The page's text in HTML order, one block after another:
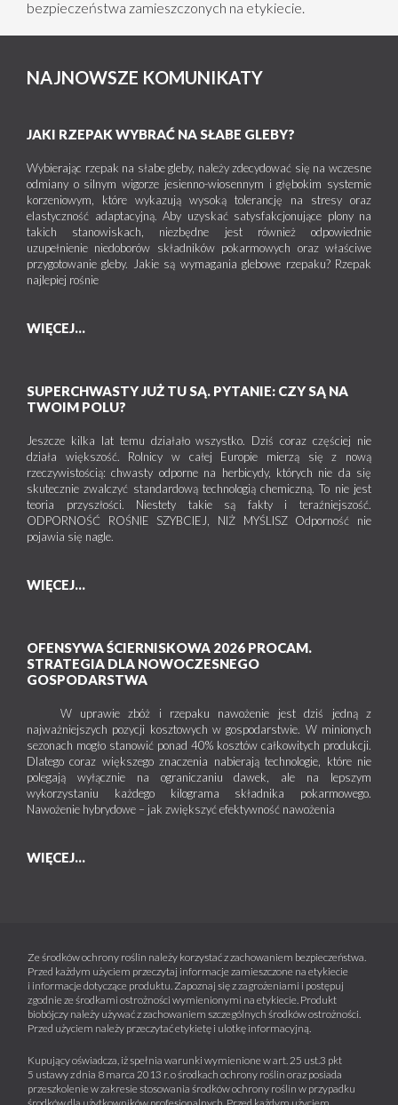
bezpieczeństwa zamieszczonych na etykiecie.
NAJNOWSZE KOMUNIKATY
JAKI RZEPAK WYBRAĆ NA SŁABE GLEBY?
Wybierając rzepak na słabe gleby, należy zdecydować się na wczesne
odmiany o silnym wigorze jesienno-wiosennym i głębokim systemie
korzeniowym, które wykazują wysoką tolerancję na stresy oraz
elastyczność adaptacyjną. Aby uzyskać satysfakcjonujące plony na
takich stanowiskach, niezbędne jest również odpowiednie
uzupełnienie niedoborów składników pokarmowych oraz właściwe
przygotowanie gleby. Jakie są wymagania glebowe rzepaku? Rzepak
najlepiej rośnie
WIĘCEJ...
SUPERCHWASTY JUŻ TU SĄ. PYTANIE: CZY SĄ NA
TWOIM POLU?
Jeszcze kilka lat temu działało wszystko. Dziś coraz częściej nie
działa większość. Rolnicy w całej Europie mierzą się z nową
rzeczywistością: chwasty odporne na herbicydy, których nie da się
skutecznie zwalczyć standardową technologią chemiczną. To nie jest
teoria przyszłości. Niestety takie są fakty i teraźniejszość.
ODPORNOŚĆ ROŚNIE SZYBCIEJ, NIŻ MYŚLISZ Odporność nie
pojawia się nagle.
WIĘCEJ...
OFENSYWA ŚCIERNISKOWA 2026 PROCAM.
STRATEGIA DLA NOWOCZESNEGO
GOSPODARSTWA
W uprawie zbóż i rzepaku nawożenie jest dziś jedną z
najważniejszych pozycji kosztowych w gospodarstwie. W minionych
sezonach mogło stanowić ponad 40% kosztów całkowitych produkcji.
Dlatego coraz większego znaczenia nabierają technologie, które nie
polegają wyłącznie na ograniczaniu dawek, ale na lepszym
wykorzystaniu każdego kilograma składnika pokarmowego.
Nawożenie hybrydowe – jak zwiększyć efektywność nawożenia
WIĘCEJ...
Ze środków ochrony roślin należy korzystać z zachowaniem bezpieczeństwa.
Przed każdym użyciem przeczytaj informacje zamieszczone na etykiecie
i informacje dotyczące produktu. Zapoznaj się z zagrożeniami i postępuj
zgodnie ze środkami ostrożności wymienionymi na etykiecie. Produkt
biobójczy należy używać z zachowaniem szczególnych środków ostrożności.
Przed użyciem należy przeczytać etykietę i ulotkę informacyjną.
Kupujący oświadcza, iż spełnia warunki wymienione w art. 25 ust.3 pkt
5 ustawy z dnia 8 marca 2013 r. o środkach ochrony roślin oraz posiada
przeszkolenie w zakresie stosowania środków ochrony roślin w przypadku